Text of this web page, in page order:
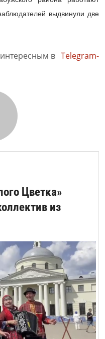
Цветка»
из
выдвинули две
в Telegram-